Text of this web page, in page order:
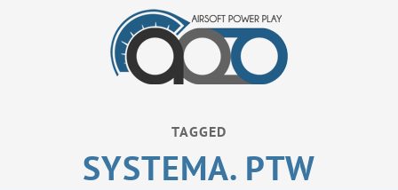
TAGGED
SYSTEMA. PTW